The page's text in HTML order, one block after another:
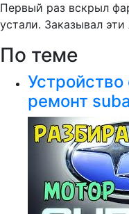
Первый раз вскрыл
устали. Заказывал эти
По теме
ремонт